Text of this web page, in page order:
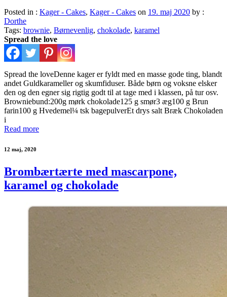
Posted in : Kager - Cakes, Kager - Cakes on 19. maj 2020 by :
Dorthe
Tags: brownie, Børnevenlig, chokolade, karamel
Spread the love
Spread the loveDenne kager er fyldt med en masse gode ting, blandt
andet Guldkarameller og skumfiduser. Både børn og voksne elsker
den og den egner sig rigtig godt til at tage med i klassen, på tur osv.
Browniebund:200g mørk chokolade125 g smør3 æg100 g Brun
farin100 g Hvedemel¼ tsk bagepulverEt drys salt Bræk Chokoladen
i
Read more
12 maj, 2020
Brombærtærte med mascarpone,
karamel og chokolade